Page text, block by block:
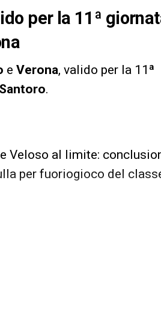
per la 11ª
e Verona, valido per la 11ª
Santoro.
Veloso al limite:
per fuoriogioco del